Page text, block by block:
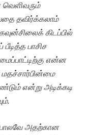
வெளிவரும்
தவிர்க்கலாம்
கிடப்பில்
பாசிச
என்ன
மதச்சார்பின்மை
என்று அடிக்கடி
.
அதற்கான